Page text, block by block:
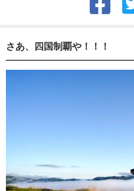
さあ、四国制覇や！！！